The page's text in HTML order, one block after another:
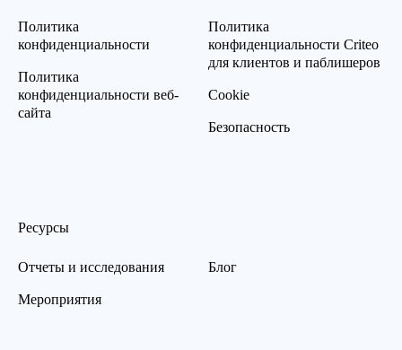
Политика
конфиденциальности
Политика
конфиденциальности веб-
сайта
Политика
конфиденциальности Criteo
для клиентов и паблишеров
Cookie
Безопасность
Ресурсы
Отчеты и исследования
Мероприятия
Блог